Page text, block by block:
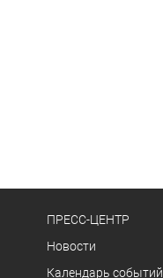
ПРЕСС-ЦЕНТР
Новости
Календарь событий